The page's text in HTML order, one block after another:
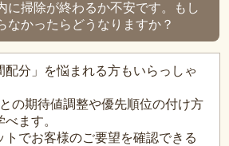
に掃除が終わるか不安です。もし
なかったらどうなりますか？
配分」を悩まれる方もいらっしゃ
の期待値調整や優先順位の付け方
ます。
トでお客様のご要望を確認できる